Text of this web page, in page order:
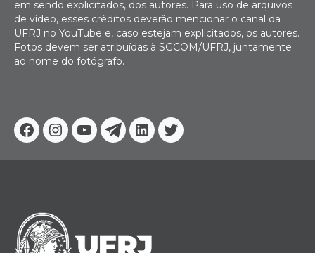
Facebook
Instagram
YoutubeTelegram
Linkedin
Twitter
em sendo explicitados, dos autores. Para uso de arquivos
de vídeo, esses créditos deverão mencionar o canal da
UFRJ no YouTube e, caso estejam explicitados, os autores.
Fotos devem ser atribuídas à SGCOM/UFRJ, juntamente
ao nome do fotógrafo.